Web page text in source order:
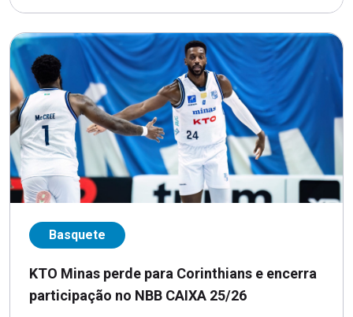
Basquete
KTO Minas perde para Corinthians e encerra
participação no NBB CAIXA 25/26